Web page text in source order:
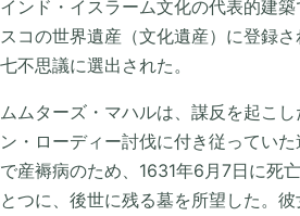
インド・イスラーム文化の代表的建
スコの世界遺産（文化遺産）に登録
七不思議に選出された。
ムムターズ・マハルは、謀反を起こ
ン・ローディー討伐に付き従ってい
で産褥病のため、1631年6月7日に死
とつに、後世に残る墓を所望した。